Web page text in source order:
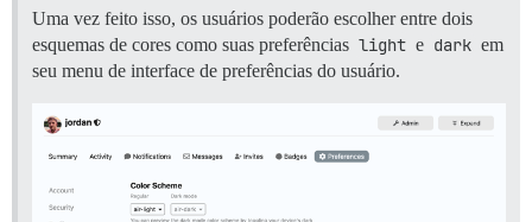
Uma vez feito isso, os usuários poderão escolher entre dois
esquemas de cores como suas preferências light e dark em
seu menu de interface de preferências do usuário.